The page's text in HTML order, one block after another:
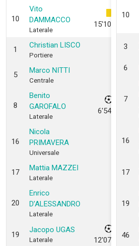
10
Vito
DAMMACCO
Laterale
15'10''
1 Christian LISCO
Portiere
5 Marco NITTI
Centrale
8
Benito
GAROFALO
Laterale
6'54''
16
Nicola
PRIMAVERA
Universale
17 Mattia MAZZEI
Laterale
20
Enrico
D’ALESSANDRO
Laterale
19
Jacopo UGAS
Laterale 12'07''
10
3
6
7
16
17
19
46